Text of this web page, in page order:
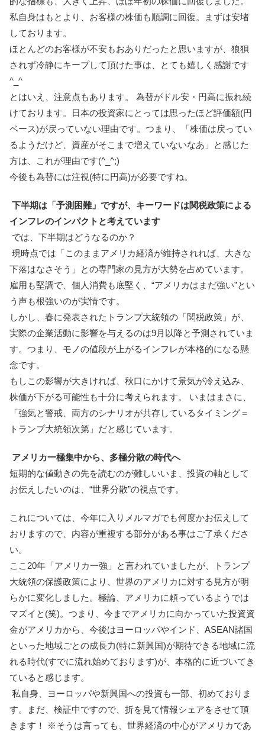
私自身はもとより、お客様の株価も順調に回復。まずは安堵
しております。
ほとんどのお客様が不安もおありだったと思いますが、狼狽
されず冷静にキープして頂けた事は、とても嬉しく感謝です
^_^
とはいえ、注意点もあります。 為替がドル安・円高に振れ続
けております。日本の投資家にとっては思ったほど評価額(円
ベース)が戻っていない理由です。つまり、「株価は戻ってい
るようだけど、資産がそこまで増えていないなあ」と感じた
方は、これが理由です(^_^;)
今後も為替には注視(特に円高)が必要ですね。
下半期は「予測困難」ですが、キーワードは関税政策による
インフレのインパクトと考えています
では、下半期はどうなるのか？
現時点では「このままアメリカ経済が維持されれば、大きな
下落はなさそう」との専門家の見方が大勢を占めています。
雇用も堅調で、個人消費も底堅く、“アメリカはまだ強い”とい
う声も根強いのが実情です。
しかし、春に発表されたトランプ大統領の「関税政策」が、
実際の企業活動に影響を与えるのは9月以降と予測されていま
す。つまり、モノの値段が上がるインフレが本格的になる懸
念です。
もしこの影響が大きければ、秋口にかけて景気が冷え込み、
株価が下がる可能性も十分に考えられます。 いまはまさに、
「強気と警戒、両方のシナリオが共存しているタイミング＝
トランプ大統領次第」だと感じています。
アメリカ一極集中から、多極分散の時代へ
短期的な値動きの先を読むのが難しいいま、投資の軸として
お伝えしたいのは、“世界分散”の視点です。
これについては、今年に入りメルマガでも何度かお伝えして
おりますので、内容が重複する部分がある事はご了承くださ
い。
ここ20年「アメリカ一強」と言われていましたが、トランプ
大統領の保護政策により、世界のアメリカに対する見方が明
らかに変化しました。極論、アメリカに頼っているようでは
マズイと(笑)。つまり、今までアメリカに向かっていた投資資
金がアメリカから、今後はヨーロッパやインド、ASEAN諸国
といった地域ごとの成長力(特に新興国)が期待できる地域に流
れる時代(すでに流れ始めております)が、本格的に近づいてき
ていると感じます。
私自身、ヨーロッパや新興国への投資も一部、初めておりま
す。まだ、検証中ですので、折を見て情報シェアをさせて頂
きます！ ※そうは言っても、世界経済の中心がアメリカであ